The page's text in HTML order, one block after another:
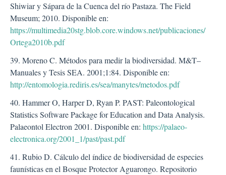
Shiwiar y Sápara de la Cuenca del río Pastaza. The Field
Museum; 2010. Disponible en:
https://multimedia20stg.blob.core.windows.net/publicaciones/
Ortega2010b.pdf
39. Moreno C. Métodos para medir la biodiversidad. M&T–
Manuales y Tesis SEA. 2001;1:84. Disponible en:
http://entomologia.rediris.es/sea/manytes/metodos.pdf
40. Hammer O, Harper D, Ryan P. PAST: Paleontological
Statistics Software Package for Education and Data Analysis.
Palaeontol Electron 2001. Disponible en: https://palaeo-
electronica.org/2001_1/past/past.pdf
41. Rubio D. Cálculo del índice de biodiversidad de especies
faunísticas en el Bosque Protector Aguarongo. Repositorio